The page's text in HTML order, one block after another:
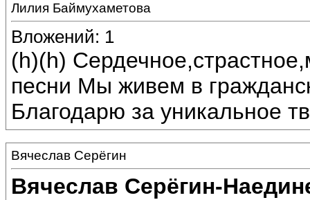
Лилия Баймухаметова
Вложений: 1
(h)(h)
песни Мы живем в
Благодарю за уникальное
Вячеслав Серёгин
Вячеслав Серёгин-